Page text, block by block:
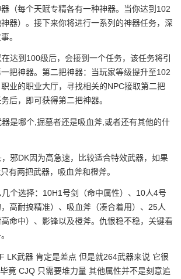
（每个天赋专精各有一种神器。当你达到102
器）。接下来你将进行一系列的神器任务，深
。
达到100级后，会接到一个任务，该任务将引
把神器。第二把神器：当玩家等级提升至102
业的职业大厅，寻找相关的NPC接取第二把
后，即可获得第二把神器。
是哪个,掘墓者还是吸血斧,或者还有其他的什
邪DK因为高急速，比较适合特效武器，如果
有两把武器，吸血斧和橙斧。
个选择：10H1号剑（命中属性）、10人4号
高耐搞精准）、吸血斧（凑合着用）、25人
命中）、影锋以及橙斧。仇恨稳不稳，关键看
LK武器 肯定是差点 但是就264武器来说 它很
竟 CJQ 只需要堆力量 其他属性并不是刻意追